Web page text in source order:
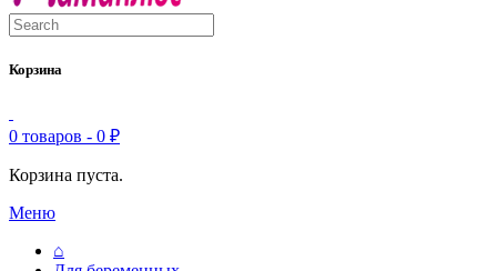
Корзина
0 товаров - 0 ₽
Корзина пуста.
Меню
⌂